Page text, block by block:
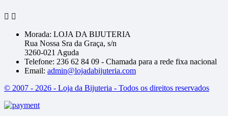
 
Morada: LOJA DA BIJUTERIA
Rua Nossa Sra da Graça, s/n
3260-021 Aguda
Telefone: 236 62 84 09 - Chamada para a rede fixa nacional
Email: admin@lojadabijuteria.com
© 2007 - 2026 - Loja da Bijuteria - Todos os direitos reservados